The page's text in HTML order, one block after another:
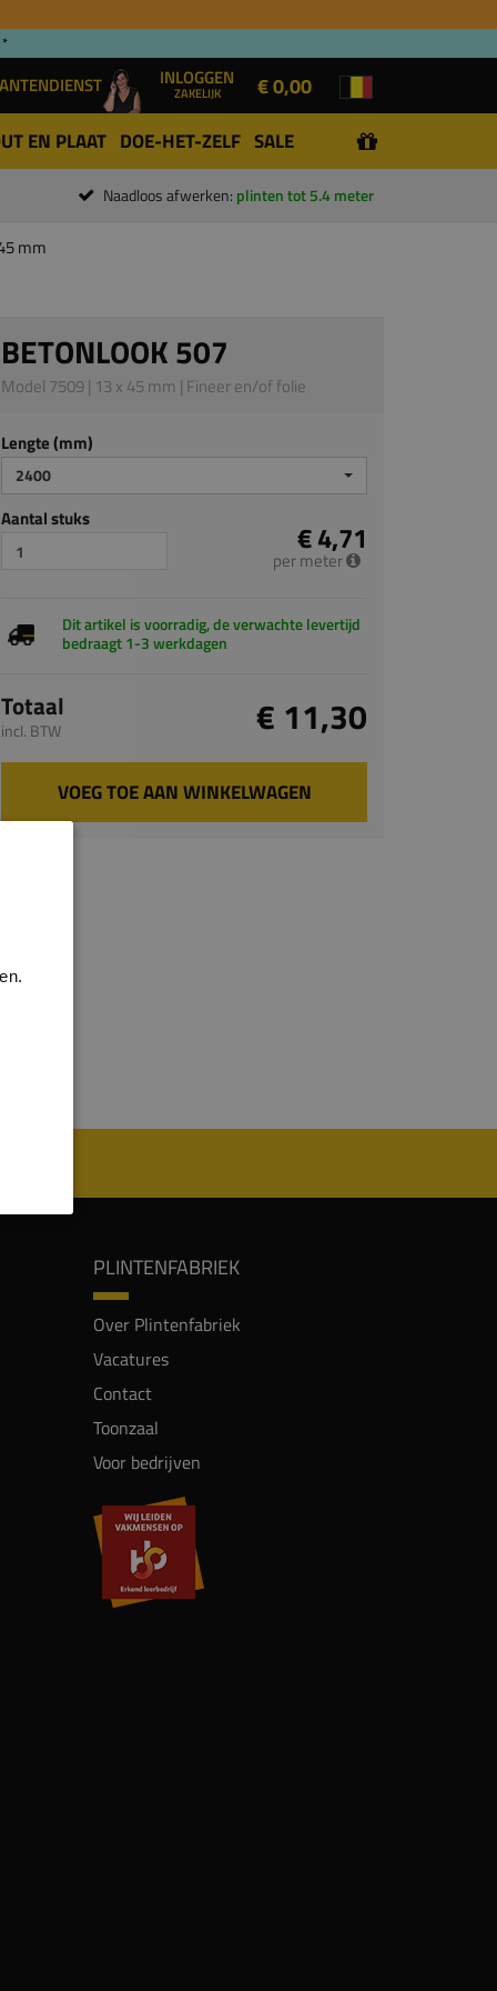
INLOGGEN
ZAKELIJK € 0,00
EN PLAAT DOE-HET-ZELF SALE
Naadloos afwerken: plinten tot 5.4 meter
mm
BETONLOOK 507
Model 7509 | 13 x 45 mm | Fineer en/of folie
Lengte (mm)
2400
Aantal stuks € 4,71
per meter
Dit artikel is voorradig, de verwachte levertijd
bedraagt 1-3 werkdagen
Totaal
incl. BTW € 11,30
VOEG TOE AAN WINKELWAGEN
PLINTENFABRIEK
Over Plintenfabriek
Vacatures
Contact
Toonzaal
Voor bedrijven